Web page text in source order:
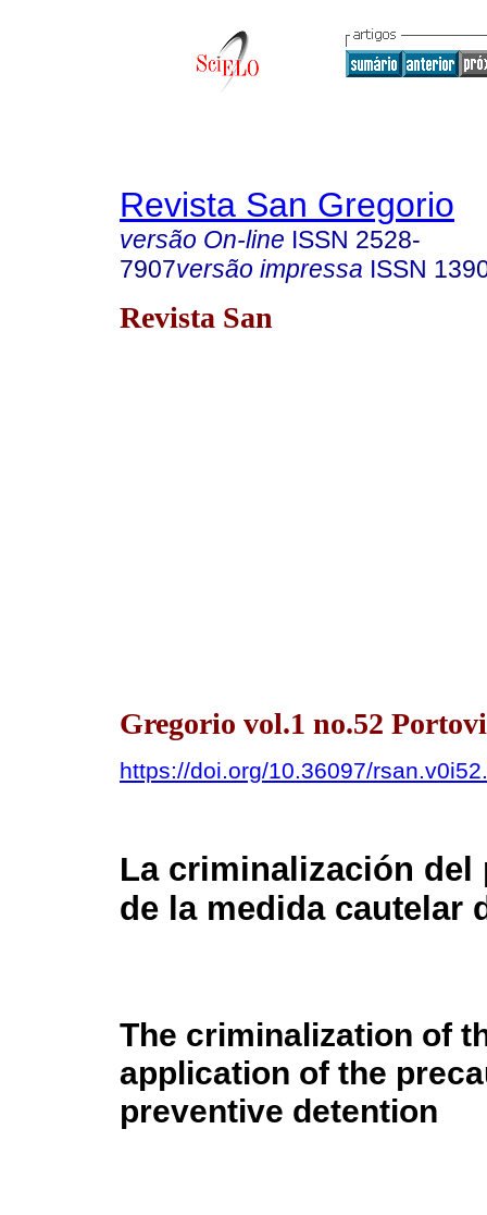
Revista San Gregorio
versão On-line ISSN 2528-
7907versão impressa ISSN
Revista San
Gregorio vol.1 no.52
https://doi.org/10.36097/
La criminalización del
de la medida cautelar
The criminalization of
application of the
preventive detention